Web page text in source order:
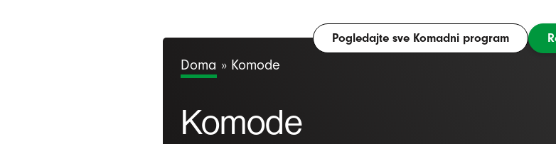
Doma » Komode
Komode
Pogledajte sve Komadni program